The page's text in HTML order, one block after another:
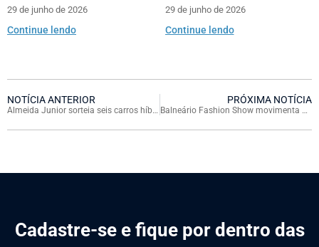
29 de junho de 2026
Continue lendo
Prata no Prêmio Abrasce
29 de junho de 2026
Continue lendo
NOTÍCIA ANTERIOR
Almeida Junior sorteia seis carros híbridos na campanha de Dia das Mães e Namorados
PRÓXIMA NOTÍCIA
Balneário Fashion Show movimenta o Balneário Shopping nos dias 06 a 09 de maio
Cadastre-se e fique por dentro das